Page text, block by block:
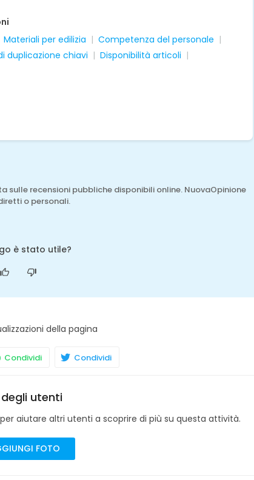
Materiali per edilizia
Competenza del personale
duplicazione chiavi
Disponibilità articoli
sulle recensioni pubbliche disponibili online. NuovaOpinione
o personali.
è stato utile?
della pagina
Condividi Condividi
utenti
aiutare altri utenti a scoprire di più su questa attività.
FOTO